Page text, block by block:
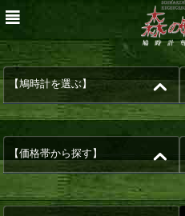
【鳩時計を選ぶ】
【価格帯から探す】